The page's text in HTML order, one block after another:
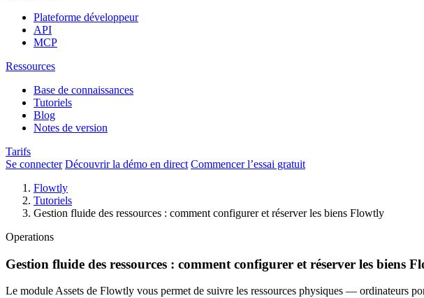
Plateforme développeur
API
MCP
Ressources
Base de connaissances
Tutoriels
Blog
Notes de version
Tarifs
Se connecter Découvrir la démo en direct Commencer l’essai gratuit
Flowtly
Tutoriels
Gestion fluide des ressources : comment configurer et réserver les biens Flowtly
Operations
Gestion fluide des ressources : comment configurer et réserver les biens
Le module Assets de Flowtly vous permet de suivre les ressources physiques — ordinateurs